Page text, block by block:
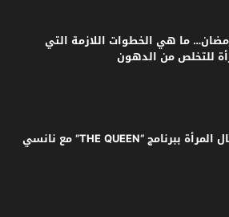
ما هي الخطوات اللازمة التي
للتخلص من الدهون
كل ما يخص جمال المرأة ببرنامج “THE QUEEN” مع نانسي